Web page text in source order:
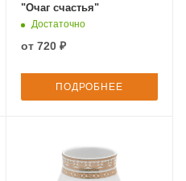
"Очаг счастья"
Достаточно
от 720 ₽
ПОДРОБНЕЕ